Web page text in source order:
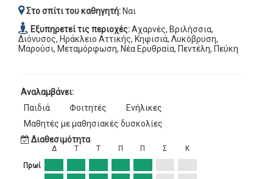
Στο σπίτι του καθηγητή: Ναι
Εξυπηρετεί τις περιοχές:Αχαρνές, Βριλήσσια,
Διόνυσος, Ηράκλειο Αττικής, Κηφισιά, Λυκόβρυση,
Μαρούσι, Μεταμόρφωση, Νέα Ερυθραία, Πεντέλη, Πεύκη
Αναλαμβάνει:
Παιδιά
Φοιτητές
Ενήλικες
Μαθητές με μαθησιακές δυσκολίες
Διαθεσιμότητα
Πρωί
Δ Τ Τ Π Π Σ Κ